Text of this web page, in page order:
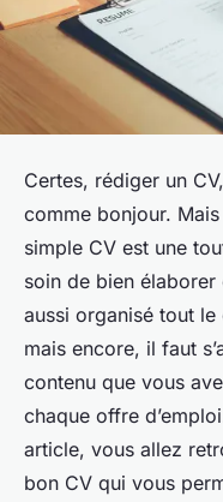
Certes, rédiger un
comme bonjour.
simple CV est une
soin de bien
aussi organisé tout
mais encore, il faut
contenu que vous
chaque offre
article, vous allez
bon CV qui vous